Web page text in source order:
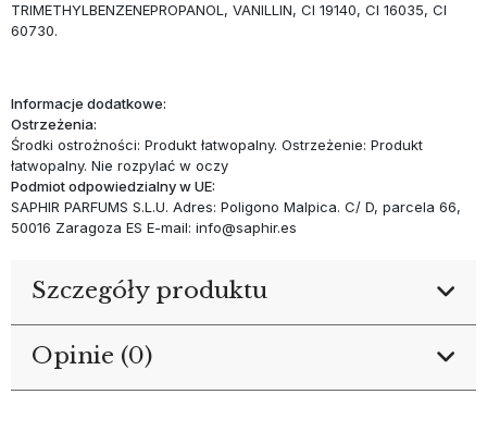
TRIMETHYLBENZENEPROPANOL, VANILLIN, CI 19140, CI 16035, CI
60730.
Informacje dodatkowe:
Ostrzeżenia:
Środki ostrożności: Produkt łatwopalny. Ostrzeżenie: Produkt
łatwopalny. Nie rozpylać w oczy
Podmiot odpowiedzialny w UE:
SAPHIR PARFUMS S.L.U. Adres: Poligono Malpica. C/ D, parcela 66,
50016 Zaragoza ES E-mail: info@saphir.es
Szczegóły produktu
Opinie (0)